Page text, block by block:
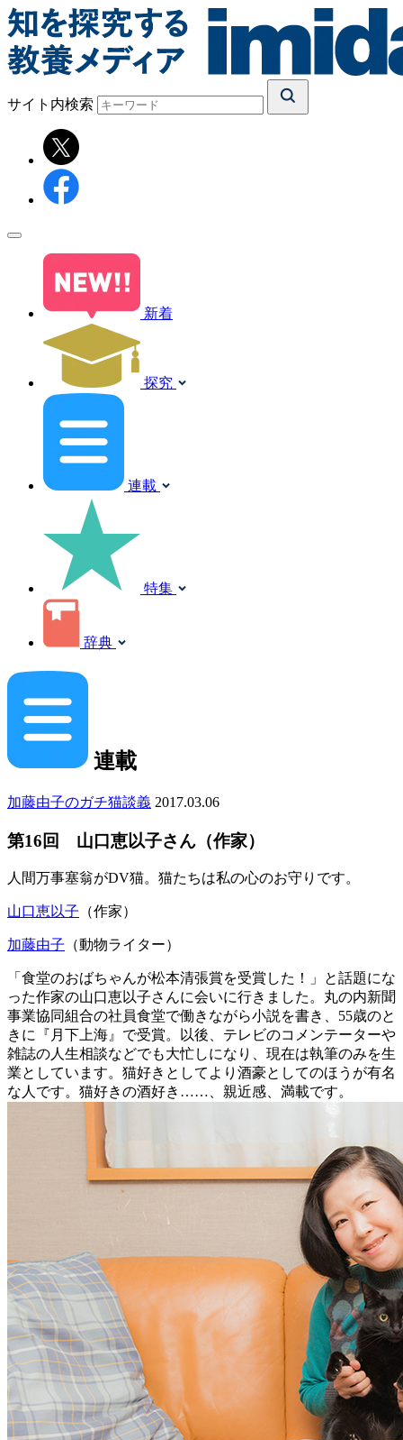
サイト内検索
新着
探究
連載
特集
辞典
連載
加藤由子のガチ猫談義 2017.03.06
第16回 山口恵以子さん（作家）
人間万事塞翁がDV猫。猫たちは私の心のお守りです。
山口恵以子 （作家）
加藤由子 （動物ライター）
「食堂のおばちゃんが松本清張賞を受賞した！」と話題にな
った作家の山口恵以子さんに会いに行きました。丸の内新聞
事業協同組合の社員食堂で働きながら小説を書き、55歳のと
きに『月下上海』で受賞。以後、テレビのコメンテーターや
雑誌の人生相談などでも大忙しになり、現在は執筆のみを生
業としています。猫好きとしてより酒豪としてのほうが有名
な人です。猫好きの酒好き……、親近感、満載です。